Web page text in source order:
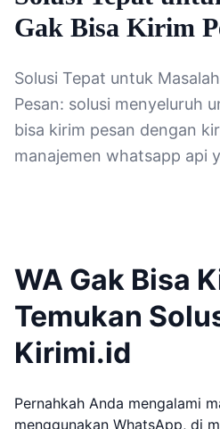
Gak Bisa Kirim
Solusi Tepat untuk
Pesan: solusi menyeluruh
bisa kirim pesan dengan
manajemen whatsapp api
WA Gak Bisa
Temukan
Kirimi.id
Pernahkah Anda mengalami
menggunakan WhatsApp, di